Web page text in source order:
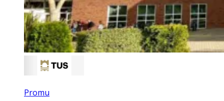
Promu